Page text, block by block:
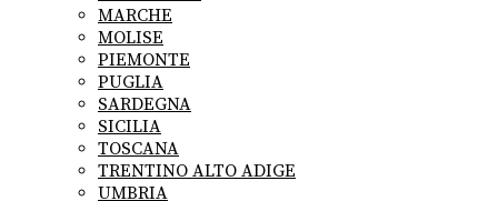
MARCHE
MOLISE
PIEMONTE
PUGLIA
SARDEGNA
SICILIA
TOSCANA
TRENTINO ALTO ADIGE
UMBRIA